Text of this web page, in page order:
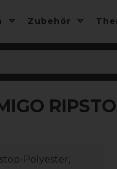
Zubehör
Polyester,